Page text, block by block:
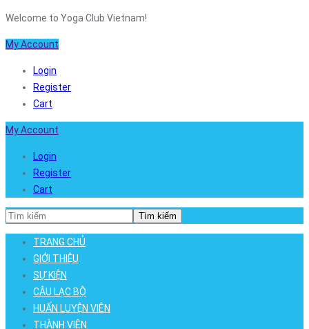
Welcome to Yoga Club Vietnam!
My Account
Login
Register
Cart
My Account
Login
Register
Cart
Tìm kiếm
TRANG CHỦ
GIỚI THIỆU
SỰ KIỆN
CÂU LẠC BỘ
HUẤN LUYỆN VIÊN
THÀNH VIÊN